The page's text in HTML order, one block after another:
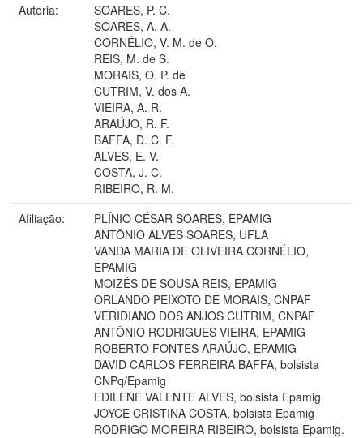
Autoria:
SOARES, P. C.
SOARES, A. A.
CORNÉLIO, V. M. de O.
REIS, M. de S.
MORAIS, O. P. de
CUTRIM, V. dos A.
VIEIRA, A. R.
ARAÚJO, R. F.
BAFFA, D. C. F.
ALVES, E. V.
COSTA, J. C.
RIBEIRO, R. M.
Afiliação:
PLÍNIO CÉSAR SOARES, EPAMIG
ANTÔNIO ALVES SOARES, UFLA
VANDA MARIA DE OLIVEIRA CORNÉLIO,
EPAMIG
MOIZÉS DE SOUSA REIS, EPAMIG
ORLANDO PEIXOTO DE MORAIS, CNPAF
VERIDIANO DOS ANJOS CUTRIM, CNPAF
ANTÔNIO RODRIGUES VIEIRA, EPAMIG
ROBERTO FONTES ARAÚJO, EPAMIG
DAVID CARLOS FERREIRA BAFFA, bolsista
CNPq/Epamig
EDILENE VALENTE ALVES, bolsista Epamig
JOYCE CRISTINA COSTA, bolsista Epamig
RODRIGO MOREIRA RIBEIRO, bolsista Epamig.